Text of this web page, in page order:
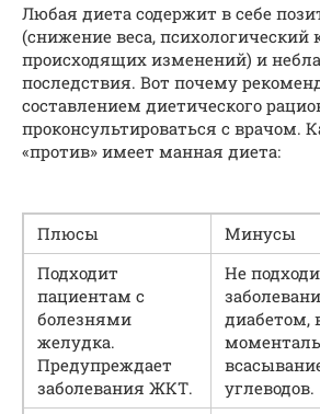
Любая диета содержит в себе
(снижение веса, психологический
происходящих изменений) и
последствия. Вот почему
составлением диетического
проконсультироваться с врачом.
«против» имеет манная диета:
Плюсы
Минусы
Подходит
пациентам с
болезнями
желудка.
Предупреждает
заболевания ЖКТ.
Не
диабетом,
углеводов.